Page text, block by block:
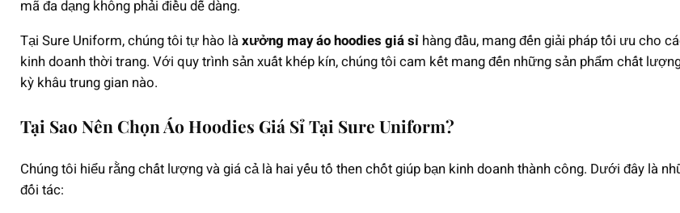
mã đa dạng không phải điều dễ dàng.
Tại Sure Uniform, chúng tôi tự hào làxưởng may áo hoodies giá sỉ hàng đầu, mang đến giải pháp tối ưu cho
kinh doanh thời trang. Với quy trình sản xuất khép kín, chúng tôi cam kết mang đến những sản phẩm chất
kỳ khâu trung gian nào.
Tại Sao Nên Chọn Áo Hoodies Giá Sỉ Tại Sure Uniform?
Chúng tôi hiểu rằng chất lượng và giá cả là hai yếu tố then chốt giúp bạn kinh doanh thành công. Dưới đây là
đối tác: